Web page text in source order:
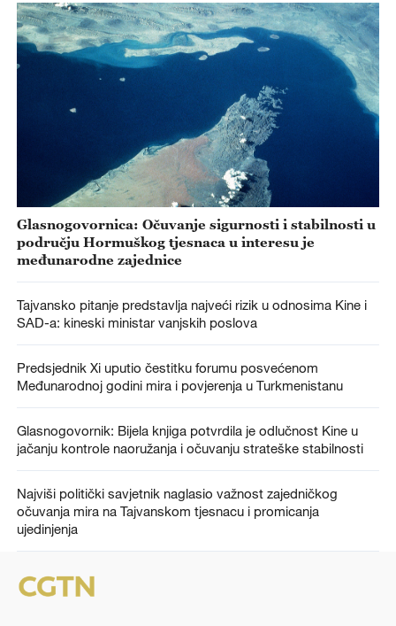
Glasnogovornica: Očuvanje sigurnosti i stabilnosti u
području Hormuškog tjesnaca u interesu je
međunarodne zajednice
Tajvansko pitanje predstavlja najveći rizik u odnosima Kine i
SAD-a: kineski ministar vanjskih poslova
Predsjednik Xi uputio čestitku forumu posvećenom
Međunarodnoj godini mira i povjerenja u Turkmenistanu
Glasnogovornik: Bijela knjiga potvrdila je odlučnost Kine u
jačanju kontrole naoružanja i očuvanju strateške stabilnosti
Najviši politički savjetnik naglasio važnost zajedničkog
očuvanja mira na Tajvanskom tjesnacu i promicanja
ujedinjenja